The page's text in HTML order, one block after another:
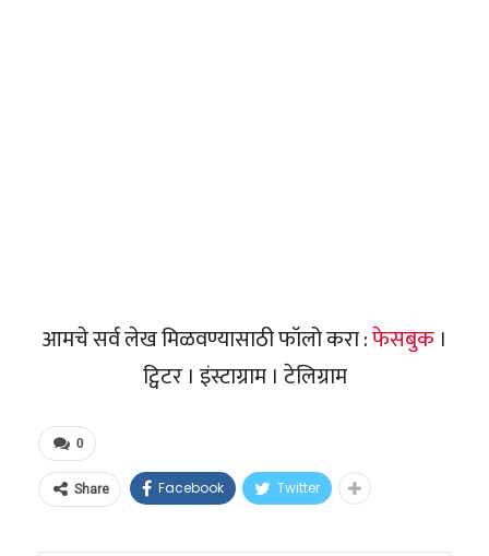
आमचे सर्व लेख मिळवण्यासाठी फॉलो करा :फेसबुक ।
ट्विटर । इंस्टाग्राम । टेलिग्राम
0
Share Facebook Twitter